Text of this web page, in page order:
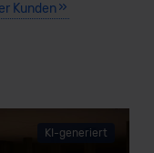
Kunden
KI-generiert